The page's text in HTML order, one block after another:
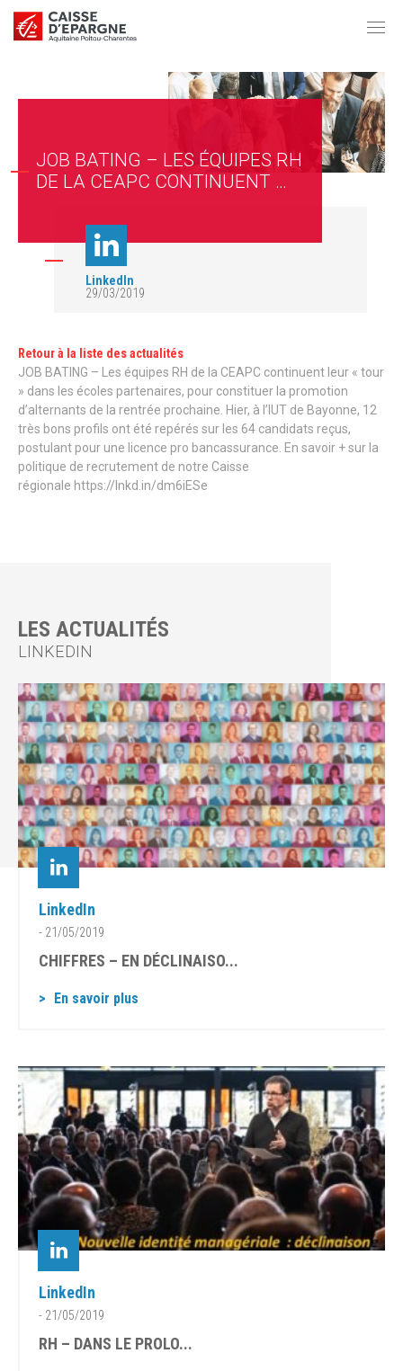
JOB BATING – LES ÉQUIPES RH
DE LA CEAPC CONTINUENT …
LinkedIn
29/03/2019
Retour à la liste des actualités
JOB BATING – Les équipes RH de la CEAPC continuent leur « tour
» dans les écoles partenaires, pour constituer la promotion
d’alternants de la rentrée prochaine. Hier, à l’IUT de Bayonne, 12
très bons profils ont été repérés sur les 64 candidats reçus,
postulant pour une licence pro bancassurance. En savoir + sur la
politique de recrutement de notre Caisse
régionale https://lnkd.in/dm6iESe
LES ACTUALITÉS
LINKEDIN
LinkedIn
- 21/05/2019
CHIFFRES – EN DÉCLINAISO...
En savoir plus
LinkedIn
- 21/05/2019
RH – DANS LE PROLO...